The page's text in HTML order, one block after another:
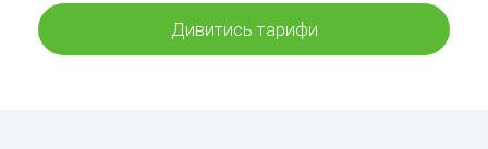
Дивитись тарифи